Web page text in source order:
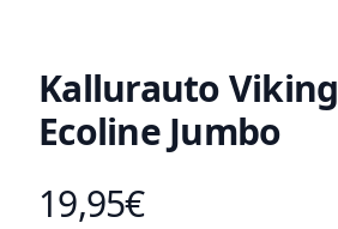
Kallurauto Viking
Ecoline Jumbo
Toote hind
19,95€